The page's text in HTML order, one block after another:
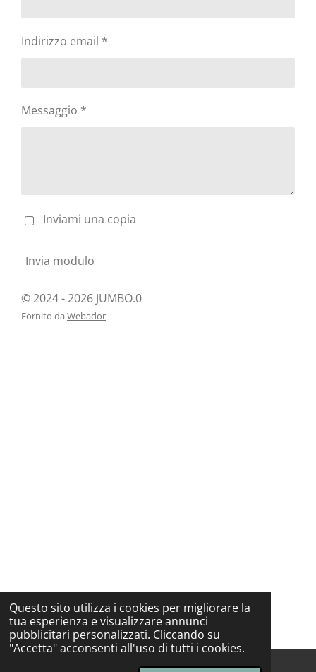
Questo sito utilizza i cookies per migliorare la
tua esperienza e visualizzare annunci
pubblicitari personalizzati. Cliccando su
"Accetta" acconsenti all'uso di tutti i cookies.
Indirizzo email *
Messaggio *
Inviami una copia
Invia modulo
© 2024 - 2026 JUMBO.0
Fornito da Webador